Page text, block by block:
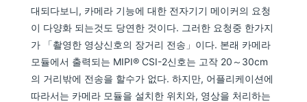
대되다보니, 카메라 기능에 대한 전자기기 메이커의 요청
이 다양화 되는것도 당연한 것이다. 그러한 요청중 한가지
가 「촬영한 영상신호의 장거리 전송」이다. 본래 카메라
모듈에서 출력되는 MIPI® CSI-2신호는 고작 20～30cm
의 거리밖에 전송을 할수가 없다. 하지만, 어플리케이션에
따라서는 카메라 모듈을 설치한 위치와, 영상을 처리하는